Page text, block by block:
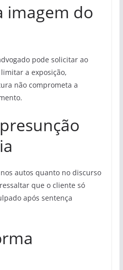
imagem do
pode solicitar ao
a exposição,
não comprometa a
autos quanto no discurso
que o cliente só
após sentença